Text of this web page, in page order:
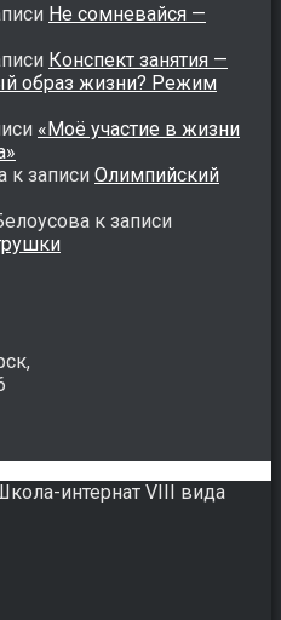
Не сомневайся —
Конспект занятия —
образ жизни? Режим
«Моё участие в жизни
к записи Олимпийский
к записи
интернат VIII вида